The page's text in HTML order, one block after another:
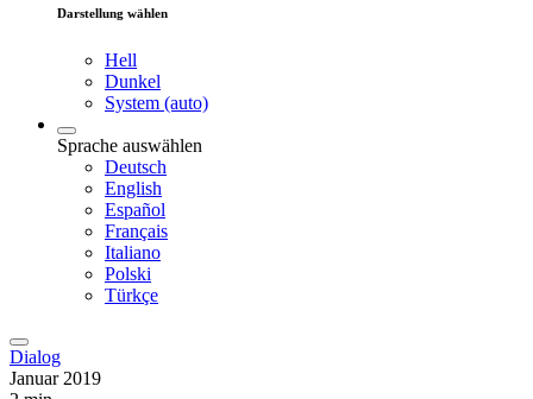
Darstellung wählen
Hell
Dunkel
System (auto)
Sprache auswählen
Deutsch
English
Español
Français
Italiano
Polski
Türkçe
Dialog
Januar 2019